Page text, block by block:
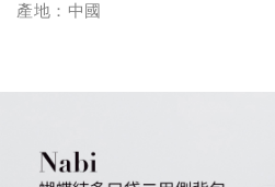
產地：中國